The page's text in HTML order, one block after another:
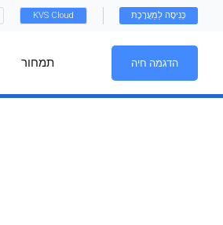
KVS Cloud כְּנִיסָה לַמַעֲרֶכֶת
תמחור הדגמה חיה